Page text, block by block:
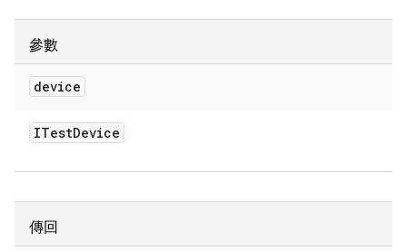
參數
device
ITestDevice
傳回